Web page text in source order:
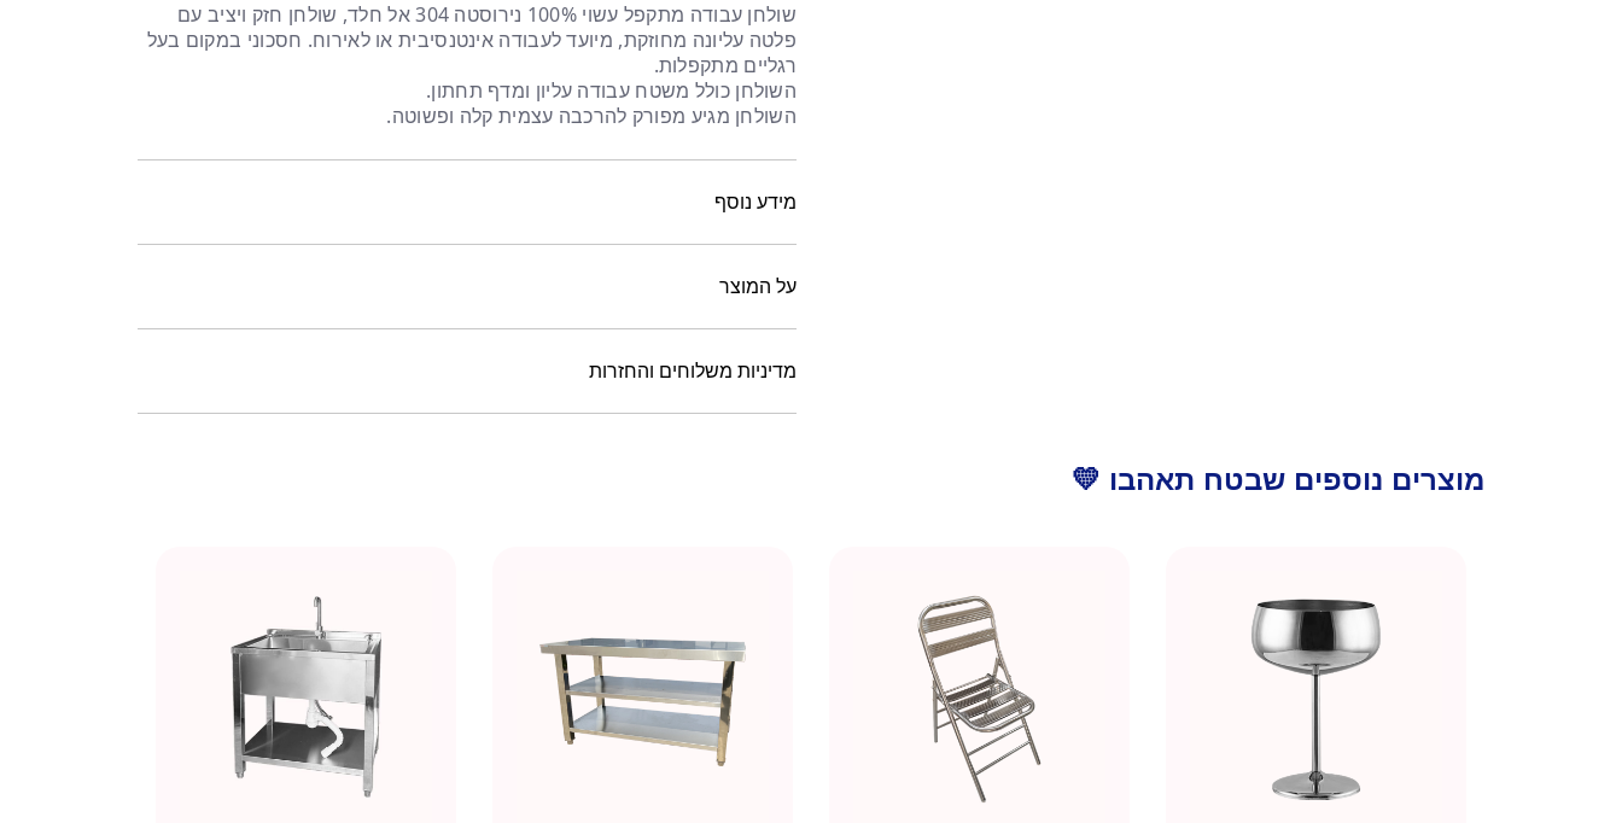
שולחן עבודה מתקפל עשוי 100% נירוסטה 304 אל חלד, שולחן חזק ויציב עם
פלטה עליונה מחוזקת, מיועד לעבודה אינטנסיבית או לאירוח. חסכוני במקום בעל
רגליים מתקפלות.
השולחן כולל משטח עבודה עליון ומדף תחתון.
השולחן מגיע מפורק להרכבה עצמית קלה ופשוטה.
מידע נוסף
על המוצר
מדיניות משלוחים והחזרות
מוצרים נוספים שבטח תאהבו 💛